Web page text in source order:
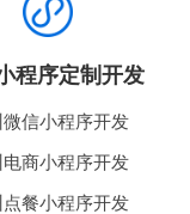
程序定制开发
信小程序开发
商小程序开发
餐小程序开发